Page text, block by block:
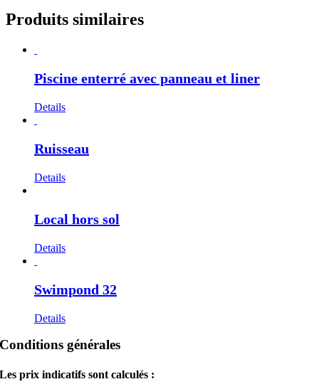
Produits similaires
Piscine enterré avec panneau et liner
Details
Ruisseau
Details
Local hors sol
Details
Swimpond 32
Details
Conditions générales
Les prix indicatifs sont calculés :